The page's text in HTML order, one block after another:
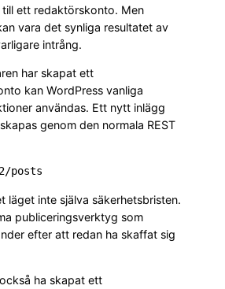
ett redaktörskonto. Men
vara det synliga resultatet av
intrång.
har skapat ett
kan WordPress vanliga
användas. Ett nytt inlägg
genom den normala REST
posts
läget inte själva säkerhetsbristen.
publiceringsverktyg som
efter att redan ha skaffat sig
ha skapat ett